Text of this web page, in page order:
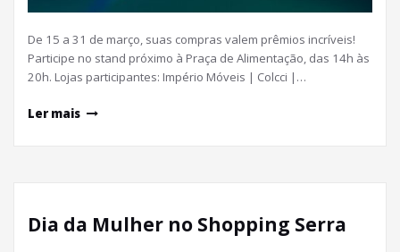
De 15 a 31 de março, suas compras valem prêmios incríveis!
Participe no stand próximo à Praça de Alimentação, das 14h às
20h. Lojas participantes: Império Móveis | Colcci |…
Ler mais
Dia da Mulher no Shopping Serra